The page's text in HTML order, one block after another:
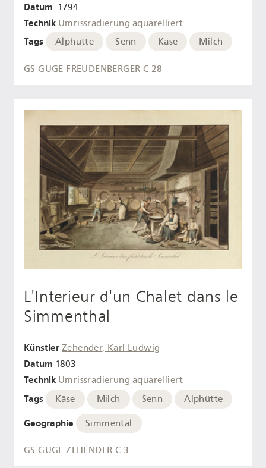
Datum -1794
Technik Umrissradierung aquarelliert
Tags Alphütte Senn Käse Milch
GS-GUGE-FREUDENBERGER-C-28
L'Interieur d'un Chalet dans le
Simmenthal
Künstler Zehender, Karl Ludwig
Datum 1803
Technik Umrissradierung aquarelliert
Tags Käse Milch Senn Alphütte
Geographie Simmental
GS-GUGE-ZEHENDER-C-3